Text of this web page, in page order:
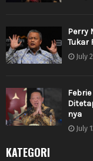
Perry
Tukar
July
nya
July
KATEGORI